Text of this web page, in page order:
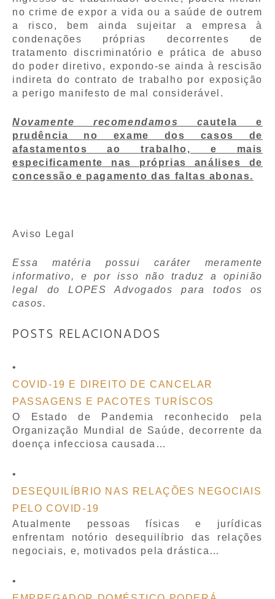
no crime de expor a vida ou a saúde de outrem
a risco, bem ainda sujeitar a empresa à
condenações próprias decorrentes de
tratamento discriminatório e prática de abuso
do poder diretivo, expondo-se ainda à rescisão
indireta do contrato de trabalho por exposição
a perigo manifesto de mal considerável.
Novamente recomendamos cautela e
prudência no exame dos casos de
afastamentos ao trabalho, e mais
especificamente nas próprias análises de
concessão e pagamento das faltas abonas.
Aviso Legal
Essa matéria possui caráter meramente
informativo, e por isso não traduz a opinião
legal do LOPES Advogados para todos os
casos.
POSTS RELACIONADOS
COVID-19 E DIREITO DE CANCELAR
PASSAGENS E PACOTES TURÍSCOS
O Estado de Pandemia reconhecido pela
Organização Mundial de Saúde, decorrente da
doença infecciosa causada…
DESEQUILÍBRIO NAS RELAÇÕES NEGOCIAIS
PELO COVID-19
Atualmente pessoas físicas e jurídicas
enfrentam notório desequilíbrio das relações
negociais, e, motivados pela drástica…